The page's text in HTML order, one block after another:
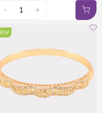
- +